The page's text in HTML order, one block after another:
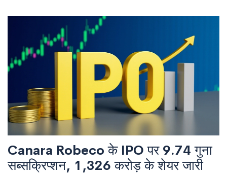
Canara Robeco के IPO पर 9.74 गुना
सब्सक्रिप्शन, 1,326 करोड़ के शेयर जारी